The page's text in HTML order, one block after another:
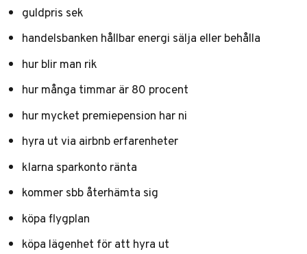
guldpris sek
handelsbanken hållbar energi sälja eller behålla
hur blir man rik
hur många timmar är 80 procent
hur mycket premiepension har ni
hyra ut via airbnb erfarenheter
klarna sparkonto ränta
kommer sbb återhämta sig
köpa flygplan
köpa lägenhet för att hyra ut